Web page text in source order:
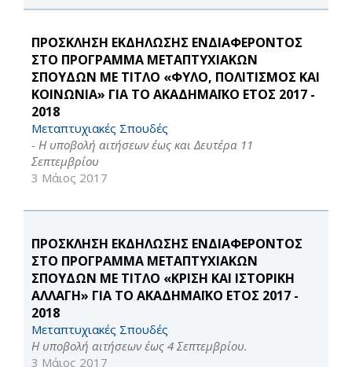
ΠΡΟΣΚΛΗΣΗ ΕΚΔΗΛΩΣΗΣ ΕΝΔΙΑΦΕΡΟΝΤΟΣ
ΣΤΟ ΠΡΟΓΡΑΜΜΑ ΜΕΤΑΠΤΥΧΙΑΚΩΝ
ΣΠΟΥΔΩΝ ΜΕ ΤΙΤΛΟ «ΦΥΛΟ, ΠΟΛΙΤΙΣΜΟΣ ΚΑΙ
ΚΟΙΝΩΝΙΑ» ΓΙΑ ΤΟ ΑΚΑΔΗΜΑΪΚΟ ΕΤΟΣ 2017 -
2018
Μεταπτυχιακές Σπουδές
- Η υποβολή αιτήσεων έως και Δευτέρα 11
Σεπτεμβρίου
3 Μάιος 2017
ΠΡΟΣΚΛΗΣΗ ΕΚΔΗΛΩΣΗΣ ΕΝΔΙΑΦΕΡΟΝΤΟΣ
ΣΤΟ ΠΡΟΓΡΑΜΜΑ ΜΕΤΑΠΤΥΧΙΑΚΩΝ
ΣΠΟΥΔΩΝ ΜΕ ΤΙΤΛΟ «ΚΡΙΣΗ ΚΑΙ ΙΣΤΟΡΙΚΗ
ΑΛΛΑΓΗ» ΓΙΑ ΤΟ ΑΚΑΔΗΜΑΪΚΟ ΕΤΟΣ 2017 -
2018
Μεταπτυχιακές Σπουδές
Η υποβολή αιτήσεων έως 4 Σεπτεμβρίου.
3 Μάιος 2017